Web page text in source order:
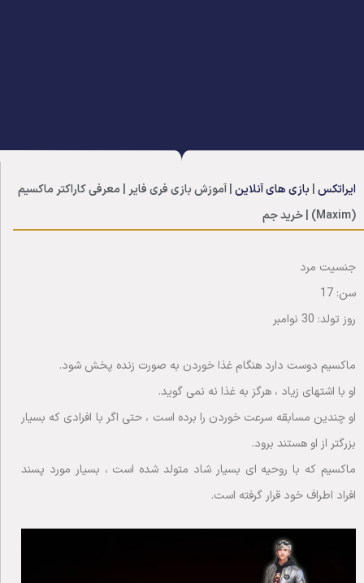
ایراتکس بازی های آنلاین آموزش بازی فری فایر | معرفی کاراکتر ماکسیم
(Maxim) | خرید جم
جنسیت مرد
سن: 17
روز تولد: 30 نوامبر
ماکسیم دوست دارد هنگام غذا خوردن به صورت زنده پخش شود.
او با اشتهای زیاد ، هرگز به غذا نه نمی گوید.
او چندین مسابقه سرعت خوردن را برده است ، حتی اگر با افرادی که بسیار
بزرگتر از او هستند برود.
ماکسیم که با روحیه ای بسیار شاد متولد شده است ، بسیار مورد پسند
افراد اطراف خود قرار گرفته است.